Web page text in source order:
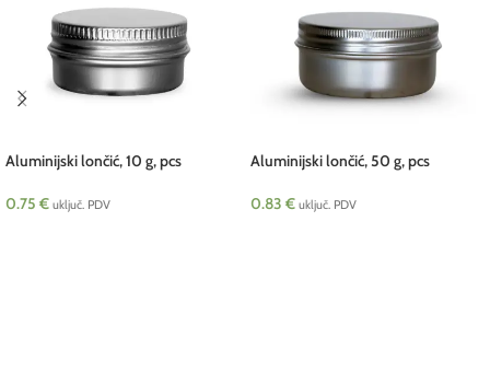
Aluminijski lončić, 10 g, pcs
0.75 € uključ. PDV
Aluminijski lončić, 50 g, pcs
0.83 € uključ. PDV